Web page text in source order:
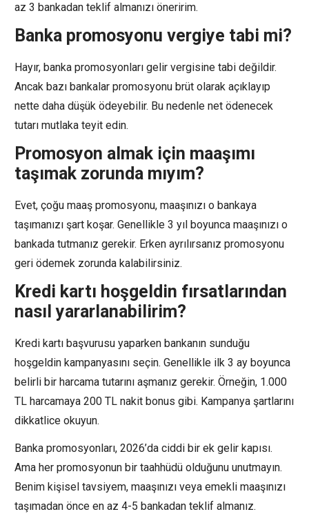
az 3 bankadan teklif almanızı öneririm.
Banka promosyonu vergiye tabi mi?
Hayır, banka promosyonları gelir vergisine tabi değildir.
Ancak bazı bankalar promosyonu brüt olarak açıklayıp
nette daha düşük ödeyebilir. Bu nedenle net ödenecek
tutarı mutlaka teyit edin.
Promosyon almak için maaşımı
taşımak zorunda mıyım?
Evet, çoğu maaş promosyonu, maaşınızı o bankaya
taşımanızı şart koşar. Genellikle 3 yıl boyunca maaşınızı o
bankada tutmanız gerekir. Erken ayrılırsanız promosyonu
geri ödemek zorunda kalabilirsiniz.
Kredi kartı hoşgeldin fırsatlarından
nasıl yararlanabilirim?
Kredi kartı başvurusu yaparken bankanın sunduğu
hoşgeldin kampanyasını seçin. Genellikle ilk 3 ay boyunca
belirli bir harcama tutarını aşmanız gerekir. Örneğin, 1.000
TL harcamaya 200 TL nakit bonus gibi. Kampanya şartlarını
dikkatlice okuyun.
Banka promosyonları, 2026’da ciddi bir ek gelir kapısı.
Ama her promosyonun bir taahhüdü olduğunu unutmayın.
Benim kişisel tavsiyem, maaşınızı veya emekli maaşınızı
taşımadan önce en az 4-5 bankadan teklif almanız.